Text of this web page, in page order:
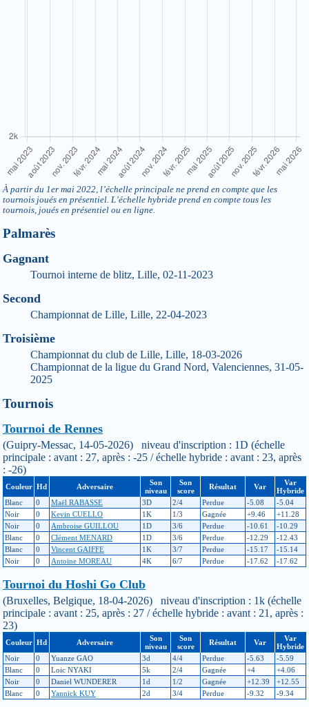
À partir du 1er mai 2022, l’échelle principale ne prend en compte que les
tournois joués en présentiel. L’échelle hybride prend en compte tous les
tournois, joués en présentiel ou en ligne.
Palmarès
Gagnant
Tournoi interne de blitz, Lille, 02-11-2023
Second
Championnat de Lille, Lille, 22-04-2023
Troisième
Championnat du club de Lille, Lille, 18-03-2026
Championnat de la ligue du Grand Nord, Valenciennes, 31-05-
2025
Tournois
Tournoi de Rennes
(Guipry-Messac, 14-05-2026) niveau d'inscription : 1D (échelle
principale : avant : 27, après : -25 / échelle hybride : avant : 23, après
: -26)
Couleur Hd Adversaire
Son
niveau
Son
score
Résultat Var
Var
Hybride
Blanc
0 Maël RABASSE 3D 2/4 Perdue -5.08
-5.04
Noir
0 Kevin CUELLO 1K 1/3 Gagnée +9.46
+11.28
Noir
0 Ambroise GUILLOU 1D 3/6 Perdue -10.61
-10.29
Blanc
0 Clément MENARD 1D 3/6 Perdue -12.29
-12.43
Blanc
0 Vincent GAIFFE 1K 3/7 Perdue -15.17
-15.14
Noir
0 Antoine MOREAU 4K 6/7 Perdue -17.62 -17.62
Tournoi du Hoshi Go Club
(Bruxelles, Belgique, 18-04-2026) niveau d'inscription : 1k (échelle
principale : avant : 25, après : 27 / échelle hybride : avant : 21, après :
23)
Couleur Hd Adversaire
Son
niveau
Son
score
Résultat Var
Var
Hybride
Noir
0 Yuanze GAO 3d 4/4 Perdue -5.63
-5.59
Blanc
0 Loic NYAKI 5k 2/4 Gagnée +4
+4.06
Noir
0 Daniel WUNDERER 1d 1/2 Gagnée +12.39
+12.55
Blanc
0 Yannick KUY 2d 3/4 Perdue -9.32 -9.34